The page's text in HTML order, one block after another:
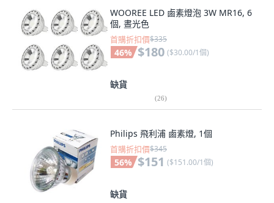
WOOREE LED 鹵素燈泡 3W MR16, 6
個, 晝光色
首購折扣價$335
46% $180 ($30.00/1個)
缺貨
(26)
Philips 飛利浦 鹵素燈, 1個
首購折扣價$345
56% $151 ($151.00/1個)
缺貨